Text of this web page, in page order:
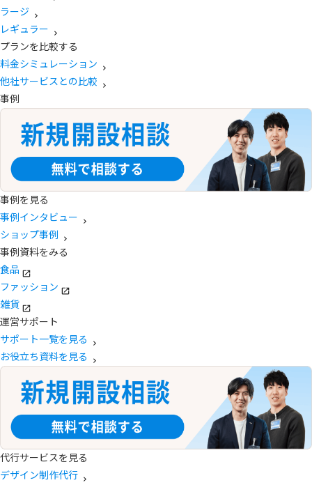
ラージ
レギュラー
プランを比較する
料金シミュレーション
他社サービスとの比較
事例
事例を見る
事例インタビュー
ショップ事例
事例資料をみる
食品
ファッション
雑貨
運営サポート
サポート一覧を見る
お役立ち資料を見る
代行サービスを見る
デザイン制作代行